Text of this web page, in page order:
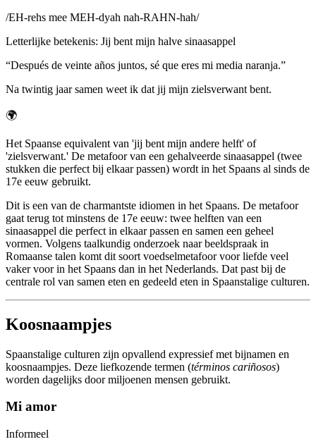
/EH-rehs mee MEH-dyah nah-RAHN-hah/
Letterlijke betekenis: Jij bent mijn halve sinaasappel
“Después de veinte años juntos, sé que eres mi media naranja.”
Na twintig jaar samen weet ik dat jij mijn zielsverwant bent.
🌍
Het Spaanse equivalent van 'jij bent mijn andere helft' of
'zielsverwant.' De metafoor van een gehalveerde sinaasappel (twee
stukken die perfect bij elkaar passen) wordt in het Spaans al sinds de
17e eeuw gebruikt.
Dit is een van de charmantste idiomen in het Spaans. De metafoor
gaat terug tot minstens de 17e eeuw: twee helften van een
sinaasappel die perfect in elkaar passen en samen een geheel
vormen. Volgens taalkundig onderzoek naar beeldspraak in
Romaanse talen komt dit soort voedselmetafoor voor liefde veel
vaker voor in het Spaans dan in het Nederlands. Dat past bij de
centrale rol van samen eten en gedeeld eten in Spaanstalige culturen.
Koosnaampjes
Spaanstalige culturen zijn opvallend expressief met bijnamen en
koosnaampjes. Deze liefkozende termen (términos cariñosos)
worden dagelijks door miljoenen mensen gebruikt.
Mi amor
Informeel